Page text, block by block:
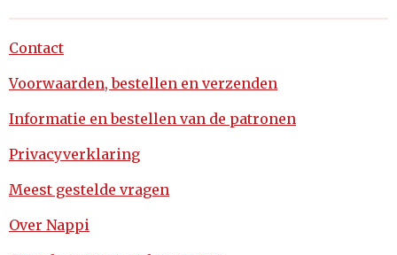
Contact
Voorwaarden, bestellen en verzenden
Informatie en bestellen van de patronen
Privacyverklaring
Meest gestelde vragen
Over Nappi